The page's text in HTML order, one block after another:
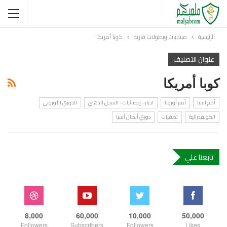
الرئيسية منتخبات وبطولات قارية كوبا أمريكا
عنوان التصنيف
كوبا أمريكا
أمم آسيا أمم أوروبا اخبار - إحصائيات - السجل الذهبي
الدوري الأوروبي
الكونفدرالية
تصفيات دوري أبطال أسيا
تابعنا علي
50,000
Likes
10,000
Followers
60,000
Subscribers
8,000
Followers